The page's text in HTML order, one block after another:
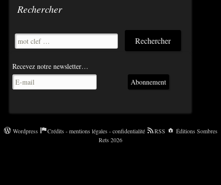
Rechercher
Recevez notre newsletter…
Abonnement
Wordpress Crédits - mentions légales - confidentialité RSS
Éditions Sombres
Rets 2026